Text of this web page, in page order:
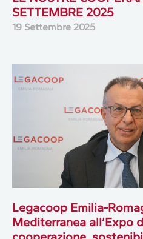
SETTEMBRE 2025
19 Settembre 2025
Legacoop Emilia-
Mediterranea all’Expo